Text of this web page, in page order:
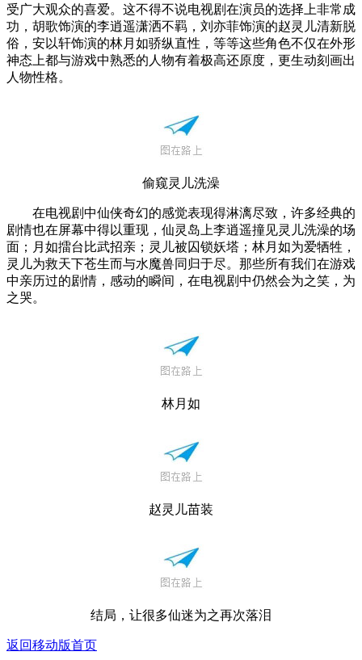
受广大观众的喜爱。这不得不说电视剧在演员的选择上非常成
功，胡歌饰演的李逍遥潇洒不羁，刘亦菲饰演的赵灵儿清新脱
俗，安以轩饰演的林月如骄纵直性，等等这些角色不仅在外形
神态上都与游戏中熟悉的人物有着极高还原度，更生动刻画出
人物性格。
偷窥灵儿洗澡
在电视剧中仙侠奇幻的感觉表现得淋漓尽致，许多经典的
剧情也在屏幕中得以重现，仙灵岛上李逍遥撞见灵儿洗澡的场
面；月如擂台比武招亲；灵儿被囚锁妖塔；林月如为爱牺牲，
灵儿为救天下苍生而与水魔兽同归于尽。那些所有我们在游戏
中亲历过的剧情，感动的瞬间，在电视剧中仍然会为之笑，为
之哭。
林月如
赵灵儿苗装
结局，让很多仙迷为之再次落泪
返回移动版首页